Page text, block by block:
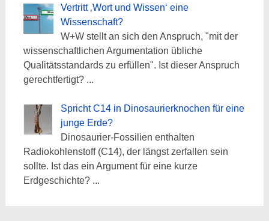
Vertritt ‚Wort und Wissen‘ eine
Wissenschaft?
W+W stellt an sich den Anspruch, "mit der
wissenschaftlichen Argumentation übliche
Qualitätsstandards zu erfüllen". Ist dieser Anspruch
gerechtfertigt?...
Spricht C14 in Dinosaurierknochen für eine
junge Erde?
Dinosaurier-Fossilien enthalten
Radiokohlenstoff (C14), der längst zerfallen sein
sollte. Ist das ein Argument für eine kurze
Erdgeschichte?...